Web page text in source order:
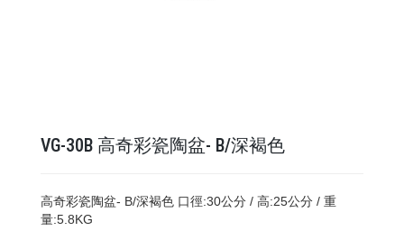
VG-30B 高奇彩瓷陶盆- B/深褐色
高奇彩瓷陶盆- B/深褐色 口徑:30公分 / 高:25公分 / 重
量:5.8KG